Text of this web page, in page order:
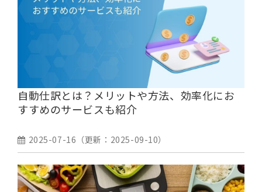
自動仕訳とは？メリットや方法、効率化にお
すすめのサービスも紹介
2025-07-16 （更新： 2025-09-10）